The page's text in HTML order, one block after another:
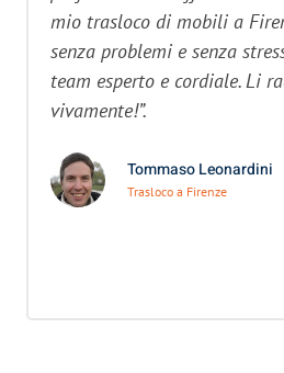
mio trasloco di mobili a
senza problemi e senza
team esperto e cordiale. Li
vivamente!”.
Tommaso Leonardini
Trasloco a Firenze